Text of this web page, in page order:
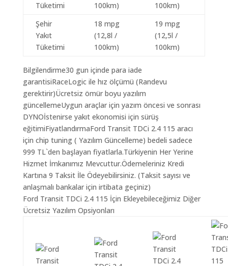
Tüketimi
100km)
100km)
Şehir
Yakıt
Tüketimi
18 mpg
(12,8l /
100km)
19 mpg
(12,5l /
100km)
Bilgilendirme30 gun içinde para iade
garantisiRaceLogic ile hız ölçümü (Randevu
gerektirir)Ücretsiz ömür boyu yazılım
güncellemeUygun araçlar için yazım öncesi ve sonrası
DYNOİstenirse yakıt ekonomisi için sürüş
eğitimiFiyatlandırmaFord Transit TDCi 2.4 115 aracı
için chip tuning ( Yazılım Güncelleme) bedeli sadece
999 TL`den başlayan fiyatlarla.Türkiyenin Her Yerine
Hizmet İmkanımız Mevcuttur.Ödemeleriniz Kredi
Kartına 9 Taksit İle Ödeyebilirsiniz. (Taksit sayısı ve
anlaşmalı bankalar için irtibata geçiniz)
Ford Transit TDCi 2.4 115 İçin Ekleyebileceğimiz Diğer
Ücretsiz Yazılım Opsiyonları